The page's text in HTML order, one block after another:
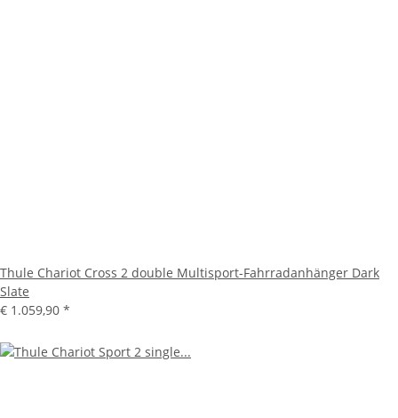
Thule Chariot Cross 2 double Multisport-Fahrradanhänger Dark
Slate
€ 1.059,90 *